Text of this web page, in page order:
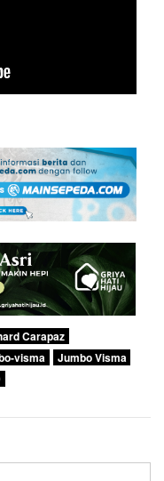
Carapaz
visma
Jumbo Visma